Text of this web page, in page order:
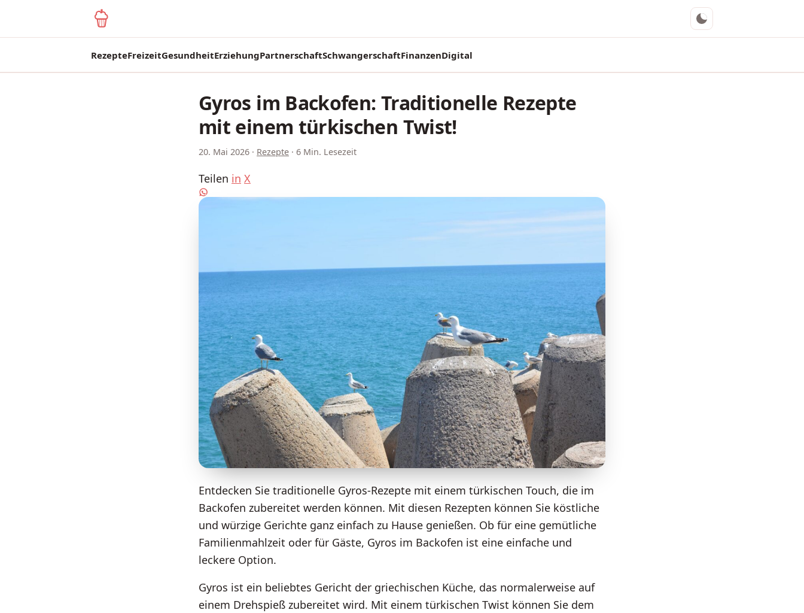
RezepteFreizeitGesundheitErziehungPartnerschaftSchwangerschaftFinanzenDigital
Gyros im Backofen: Traditionelle Rezepte
mit einem türkischen Twist!
20. Mai 2026 · Rezepte · 6 Min. Lesezeit
Teilen in X
Entdecken Sie traditionelle Gyros-Rezepte mit einem türkischen Touch, die im
Backofen zubereitet werden können. Mit diesen Rezepten können Sie köstliche
und würzige Gerichte ganz einfach zu Hause genießen. Ob für eine gemütliche
Familienmahlzeit oder für Gäste, Gyros im Backofen ist eine einfache und
leckere Option.
Gyros ist ein beliebtes Gericht der griechischen Küche, das normalerweise auf
einem Drehspieß zubereitet wird. Mit einem türkischen Twist können Sie dem